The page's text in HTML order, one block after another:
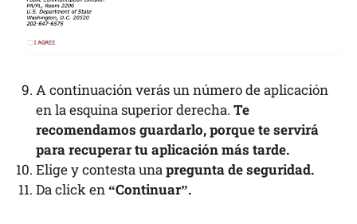
A continuación verás un número de aplicación
en la esquina superior derecha. Te
recomendamos guardarlo, porque te servirá
para recuperar tu aplicación más tarde.
Elige y contesta unapregunta de seguridad.
Da click en“Continuar”.